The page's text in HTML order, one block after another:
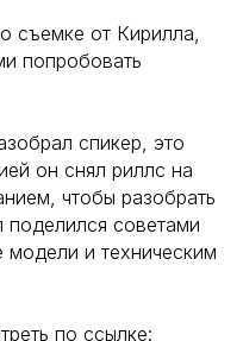
съемке от Кирилла,
попробовать
спикер, это
он снял риллс на
чтобы разобрать
поделился советами
модели и техническим
по ссылке: